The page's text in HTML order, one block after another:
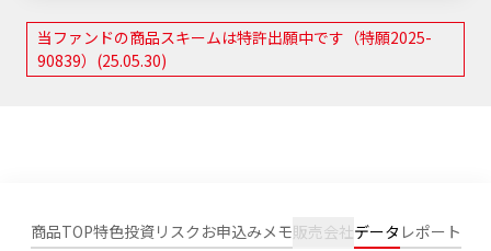
リーズ
確定拠出年金 基準価額一覧
よくあるご質問
サステナビリティ推進体制
ニッセイアセットの重要課題
採用情報
当ファンドの商品スキームは特許出願中です（特願2025-
90839）(25.05.30)
商品TOP特色投資リスク お申込みメモ販売会社データ レポート